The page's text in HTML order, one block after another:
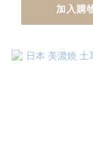
加入購